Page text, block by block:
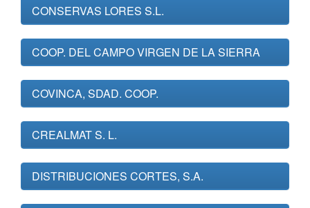
CONSERVAS LORES S.L.
COOP. DEL CAMPO VIRGEN DE LA SIERRA
COVINCA, SDAD. COOP.
CREALMAT S. L.
DISTRIBUCIONES CORTES, S.A.